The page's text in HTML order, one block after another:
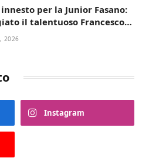
per la Junior Fasano:
il talentuoso Francesco
2026
Instagram